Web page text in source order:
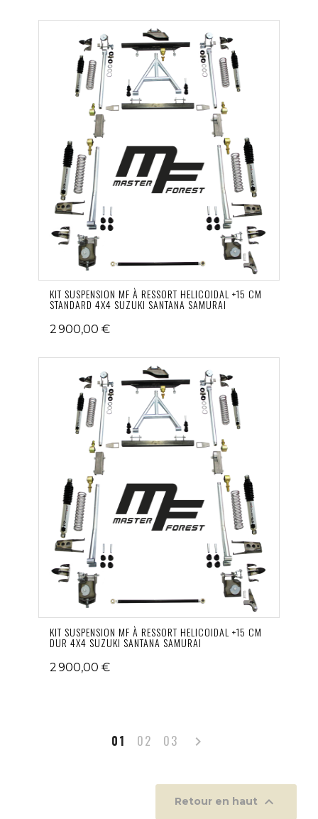
KIT SUSPENSION MF À RESSORT HELICOIDAL +15 CM
STANDARD 4X4 SUZUKI SANTANA SAMURAI
2 900,00 €
KIT SUSPENSION MF À RESSORT HELICOIDAL +15 CM
DUR 4X4 SUZUKI SANTANA SAMURAI
2 900,00 €
01 02 03 Suivant

Retour en haut 